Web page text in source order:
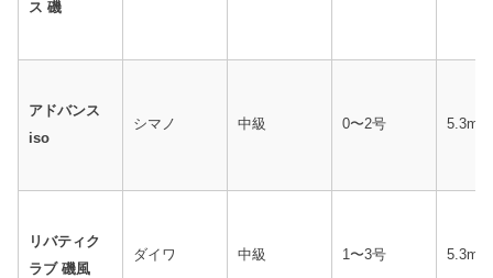
ス 磯
アドバンス
iso
シマノ 中級 0〜2号 5.3m
リバティク
ラブ 磯風
ダイワ 中級 1〜3号 5.3m